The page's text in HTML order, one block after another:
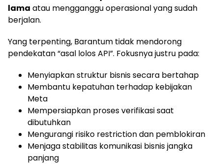
lama atau mengganggu operasional yang sudah
berjalan.
Yang terpenting, Barantum tidak mendorong
pendekatan “asal lolos API”. Fokusnya justru pada:
Menyiapkan struktur bisnis secara bertahap
Membantu kepatuhan terhadap kebijakan
Meta
Mempersiapkan proses verifikasi saat
dibutuhkan
Mengurangi risiko restriction dan pemblokiran
Menjaga stabilitas komunikasi bisnis jangka
panjang